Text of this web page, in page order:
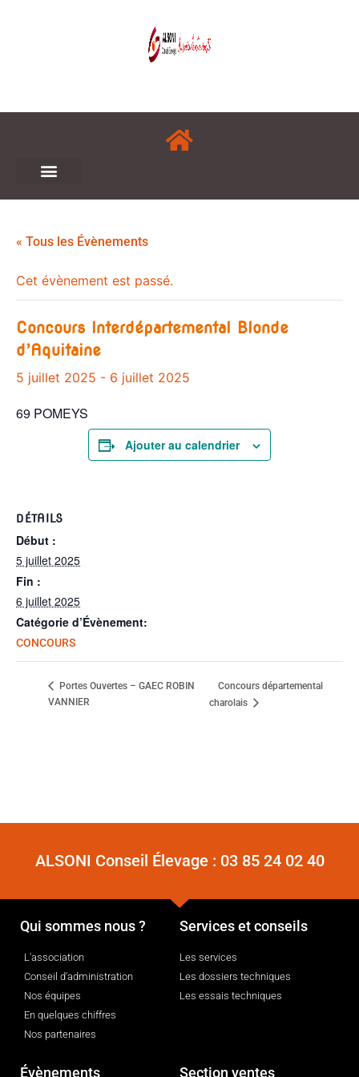
« Tous les Évènements
Cet évènement est passé.
Concours Interdépartemental Blonde
d’Aquitaine
5 juillet 2025 - 6 juillet 2025
69 POMEYS
Ajouter au calendrier
DÉTAILS
Début :
5 juillet 2025
Fin :
6 juillet 2025
Catégorie d’Évènement:
CONCOURS
Portes Ouvertes – GAEC ROBIN
VANNIER
Concours départemental
charolais
ALSONI Conseil Élevage : 03 85 24 02 40
Qui sommes nous ?
L'association
Conseil d'administration
Nos équipes
En quelques chiffres
Nos partenaires
Services et conseils
Les services
Les dossiers techniques
Les essais techniques
Évènements Section ventes